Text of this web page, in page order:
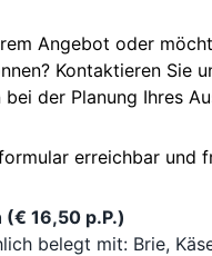
Angebot oder
Kontaktieren Sie
der Planung Ihres
erreichbar und
16,50 p.P.)
belegt mit: Brie,